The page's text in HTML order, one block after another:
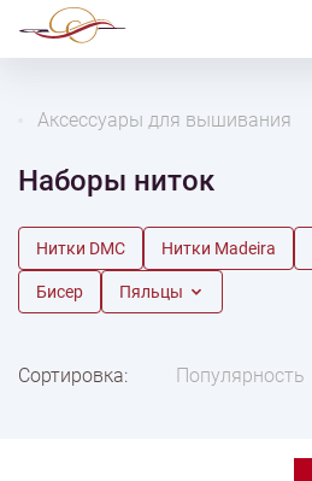
Аксессуары для вышивания
Наборы ниток
Нитки DMC Нитки Madeira
Бисер Пяльцы
Сортировка: Популярность